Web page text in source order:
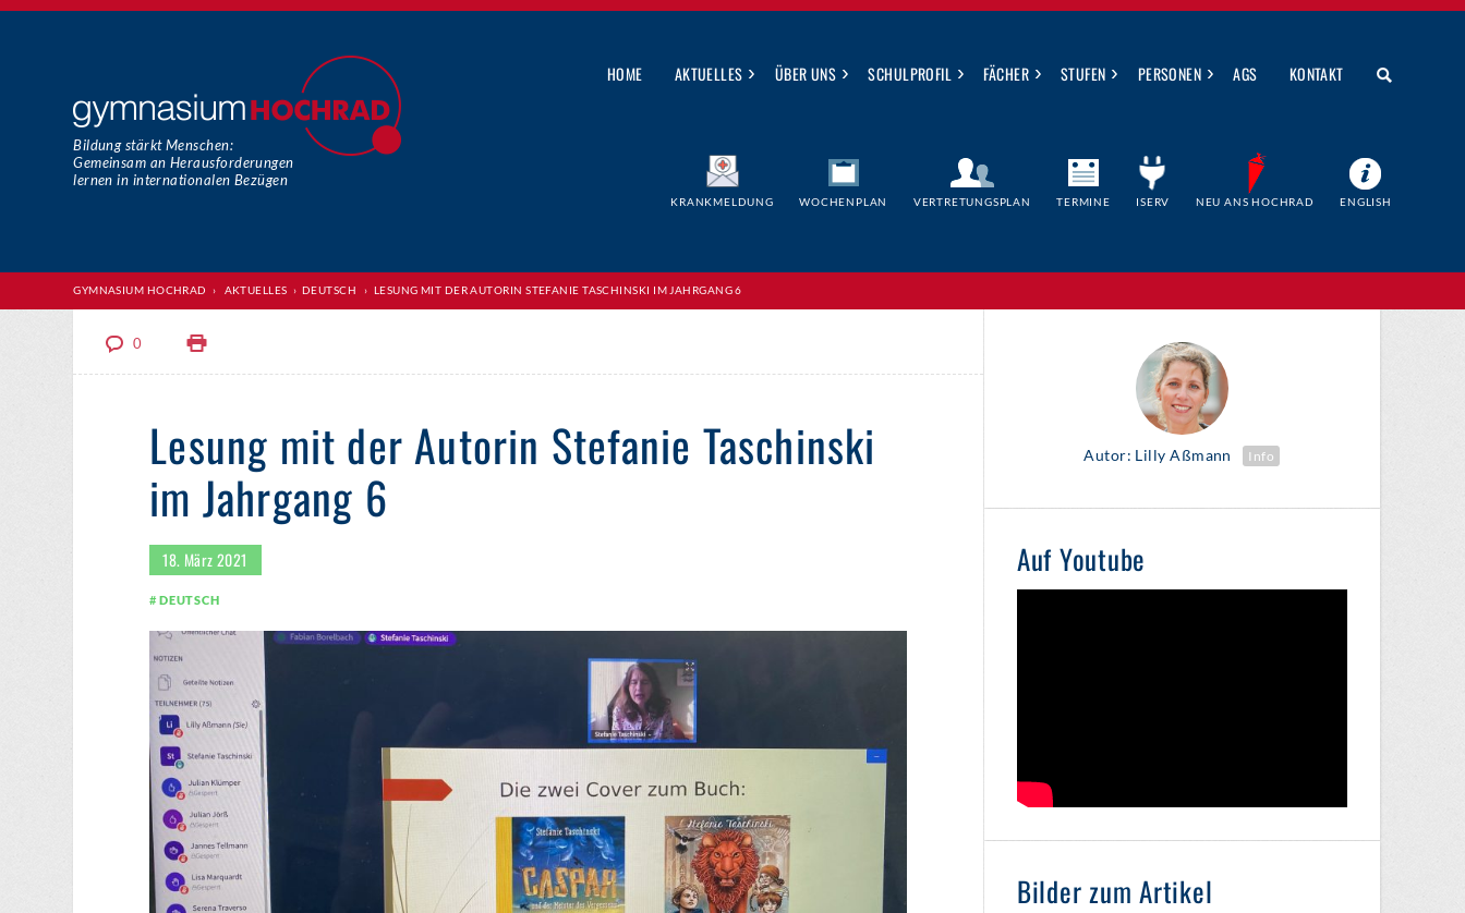
HOME AKTUELLES › ÜBER UNS › SCHULPROFIL › FÄCHER › STUFEN › PERSONEN › AGS KONTAKT
Bildung stärkt Menschen:
Gemeinsam an Herausforderungen
lernen in internationalen Bezügen
KRANKMELDUNG WOCHENPLAN VERTRETUNGSPLAN TERMINE ISERV NEU ANS HOCHRAD ENGLISH
GYMNASIUM HOCHRAD › AKTUELLES › DEUTSCH › LESUNG MIT DER AUTORIN STEFANIE TASCHINSKI IM JAHRGANG 6
0
Lesung mit der Autorin Stefanie Taschinski
im Jahrgang 6
18. März 2021
DEUTSCH
Autor: Lilly Aßmann Info
Auf Youtube
Bilder zum Artikel